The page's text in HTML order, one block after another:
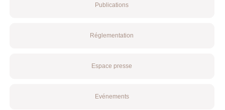
Publications
Réglementation
Espace presse
Evénements